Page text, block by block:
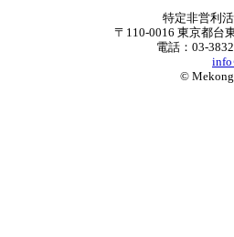
特定非営利
〒110-0016 東京都台
電話：03-
info
© Mekong